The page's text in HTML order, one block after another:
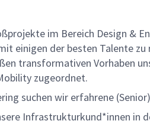
im Bereich Design &
einigen der besten Talente
transformativen Vorhaben
zugeordnet.
suchen wir erfahrene
Infrastrukturkund*innen in